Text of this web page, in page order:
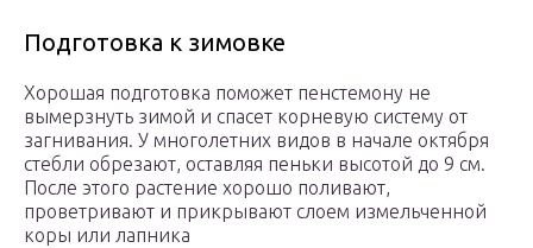
Подготовка к зимовке
Хорошая подготовка поможет пенстемону не
вымерзнуть зимой и спасет корневую систему от
загнивания. У многолетних видов в начале октября
стебли обрезают, оставляя пеньки высотой до 9 см.
После этого растение хорошо поливают,
проветривают и прикрывают слоем измельченной
коры или лапника